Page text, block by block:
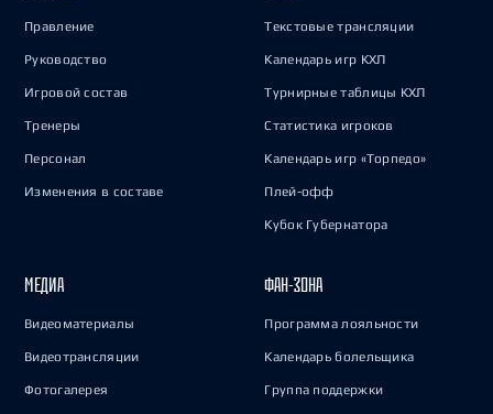
Правление
Руководство
Игровой состав
Тренеры
Персонал
Изменения в составе
Текстовые трансляции
Календарь игр КХЛ
Турнирные таблицы КХЛ
Статистика игроков
Календарь игр «Торпедо»
Плей-офф
Кубок Губернатора
МЕДИА
Видеоматериалы
Видеотрансляции
Фотогалерея
ФАН-ЗОНА
Программа лояльности
Календарь болельщика
Группа поддержки